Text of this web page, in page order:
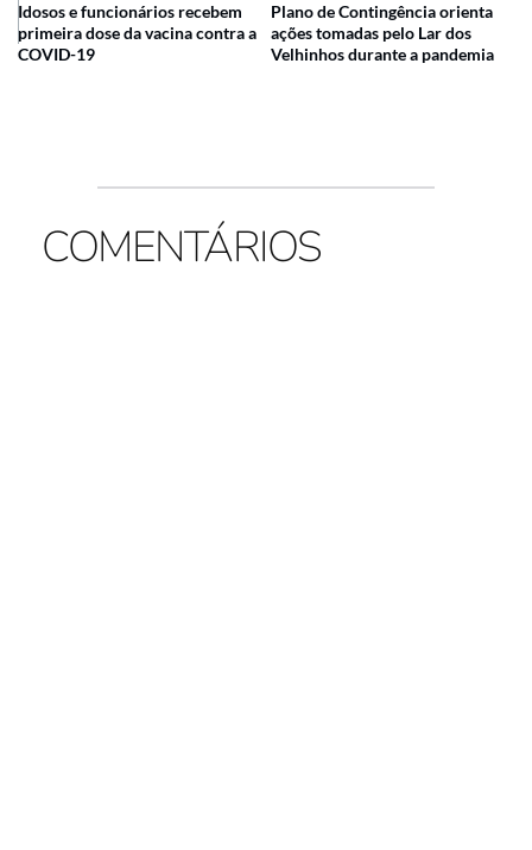
Idosos e funcionários recebem
primeira dose da vacina contra a
COVID-19
Plano de Contingência orienta
ações tomadas pelo Lar dos
Velhinhos durante a pandemia
COMENTÁRIOS